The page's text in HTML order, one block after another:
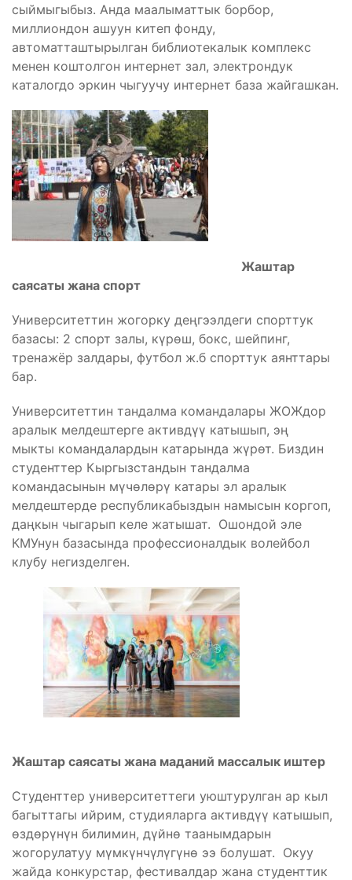
сыймыгыбыз. Анда маалыматтык борбор,
миллиондон ашуун китеп фонду,
автоматташтырылган библиотекалык комплекс
менен коштолгон интернет зал, электрондук
каталогдо эркин чыгуучу интернет база жайгашкан.
Жаштар
саясаты жана спорт
Университеттин жогорку деңгээлдеги спорттук
базасы: 2 спорт залы, күрөш, бокс, шейпинг,
тренажёр залдары, футбол ж.б спорттук аянттары
бар.
Университеттин тандалма командалары ЖОЖдор
аралык мелдештерге активдүү катышып, эң
мыкты командалардын катарында жүрөт. Биздин
студенттер Кыргызстандын тандалма
командасынын мүчөлөрү катары эл аралык
мелдештерде республикабыздын намысын коргоп,
даңкын чыгарып келе жатышат. Ошондой эле
КМУнун базасында профессионалдык волейбол
клубу негизделген.
Жаштар саясаты жана маданий массалык иштер
Студенттер университеттеги уюштурулган ар кыл
багыттагы ийрим, студияларга активдүү катышып,
өздөрүнүн билимин, дүйнө таанымдарын
жогорулатуу мүмкүнчүлүгүнө ээ болушат. Окуу
жайда конкурстар, фестивалдар жана студенттик